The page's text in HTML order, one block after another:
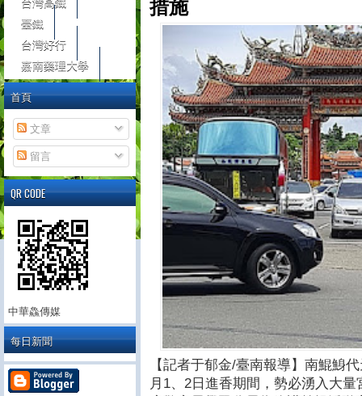
措施
【記者于郁金/臺南報導】南鯤鯓
月1、2日進香期間，勢必湧入大
臺鐵
台灣好行
嘉南藥理大學
首頁
文章
留言
QR CODE
中華鱻傳媒
每日新聞